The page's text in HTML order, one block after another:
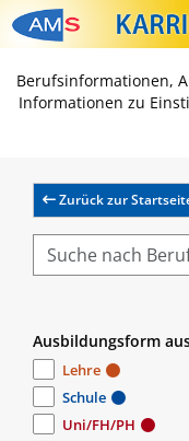
Berufsinformationen,
Informationen zu
Zurück zur
Ausbildungsform
Lehre
Schule
Uni/FH/PH